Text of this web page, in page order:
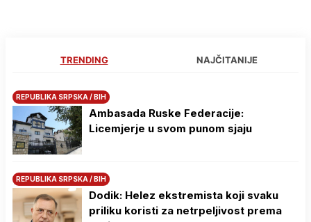
TRENDING NAJČITANIJE
REPUBLIKA SRPSKA / BIH
Ambasada Ruske Federacije:
Licemjerje u svom punom sjaju
REPUBLIKA SRPSKA / BIH
Dodik: Helez ekstremista koji svaku
priliku koristi za netrpeljivost prema